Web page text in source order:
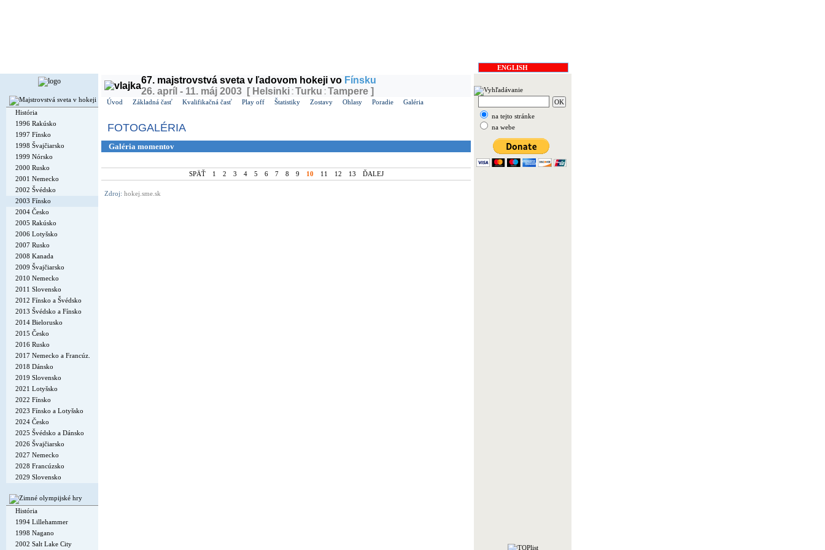
ENGLISH
História
1996 Rakúsko
1997 Fínsko
1998 Švajčiarsko
1999 Nórsko
2000 Rusko
2001 Nemecko
2002 Švédsko
2003 Fínsko
2004 Česko
2005 Rakúsko
2006 Lotyšsko
2007 Rusko
2008 Kanada
2009 Švajčiarsko
2010 Nemecko
2011 Slovensko
2012 Fínsko a Švédsko
2013 Švédsko a Fínsko
2014 Bielorusko
2015 Česko
2016 Rusko
2017 Nemecko a Francúz.
2018 Dánsko
2019 Slovensko
2021 Lotyšsko
2022 Fínsko
2023 Fínsko a Lotyšsko
2024 Česko
2025 Švédsko a Dánsko
2026 Švajčiarsko
2027 Nemecko
2028 Francúzsko
2029 Slovensko
História
1994 Lillehammer
1998 Nagano
2002 Salt Lake City
67. majstrovstvá sveta v ľadovom hokeji vo Fínsku
26. apríl - 11. máj 2003 [ Helsinki:Turku :Tampere ]
Úvod Základná časť Kvalifikačná časť Play off Štatistiky Zostavy Ohlasy Poradie Galéria
FOTOGALÉRIA
Galéria momentov
SPÄŤ 1 2 3 4 5 6 7 8 9 10 11 12 13 ĎALEJ
Zdroj: hokej.sme.sk
na tejto stránke
na webe